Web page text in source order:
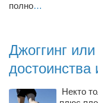
полно…
Джоггинг
достоинства
Некто